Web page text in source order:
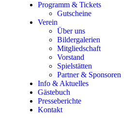
Programm & Tickets
Gutscheine
Verein
Über uns
Bildergalerien
Mitgliedschaft
Vorstand
Spielstätten
Partner & Sponsoren
Info & Aktuelles
Gästebuch
Presseberichte
Kontakt